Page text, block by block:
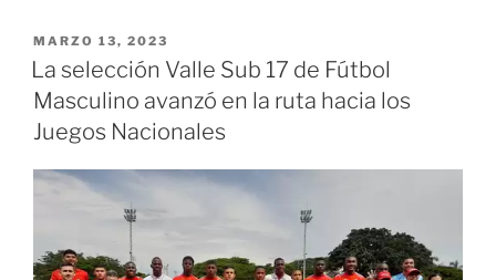
Sub
19
clasificó
a
la
siguiente
del
PUBLICADO
EL
MARZO 13, 2023
La selección Valle Sub 17 de Fútbol
Masculino avanzó en la ruta hacia los
Juegos Nacionales